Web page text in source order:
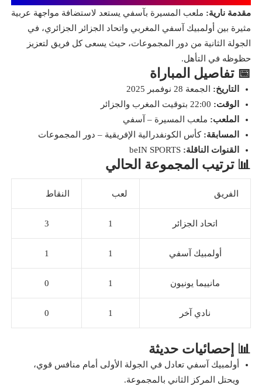
مقدمة نارية: ملعب المسيرة بآسفي يستعد لاستضافة مواجهة عربية
مثيرة بين أولمبيك آسفي المغربي واتحاد الجزائر الجزائري، في
الجولة الثانية من دور المجموعات، حيث يسعى كل فريق لتعزيز
حظوظه في التأهل.
📅 تفاصيل المباراة
التاريخ: الجمعة 28 نوفمبر 2025
الوقت:
الملعب: ملعب المسيرة – آسفي
المسابقة: كأس الكونفدرالية الإفريقية – دور المجموعات
القنوات الناقلة:
📊 ترتيب المجموعة الحالي
الفريق لعب النقاط
اتحاد الجزائر 1
3
أولمبيك آسفي 1
1
مانييما يونيون 1
0
نادي آخر 1
0
📊 إحصائيات حديثة
أولمبيك آسفي تعادل في الجولة الأولى أمام منافس قوي،
ويحتل المركز الثاني بالمجموعة.